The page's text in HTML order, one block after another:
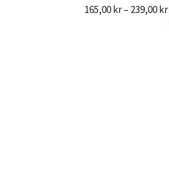
165,00kr– 239,00kr